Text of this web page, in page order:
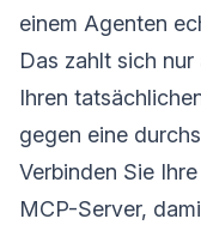
einem Agenten
Das zahlt sich
Ihren
gegen eine
Verbinden Sie
MCP-Server,